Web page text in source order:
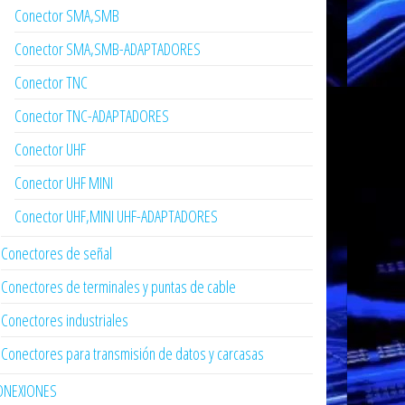
Conector SMA,SMB
Conector SMA,SMB-ADAPTADORES
Conector TNC
Conector TNC-ADAPTADORES
Conector UHF
Conector UHF MINI
Conector UHF,MINI UHF-ADAPTADORES
Conectores de señal
Conectores de terminales y puntas de cable
Conectores industriales
Conectores para transmisión de datos y carcasas